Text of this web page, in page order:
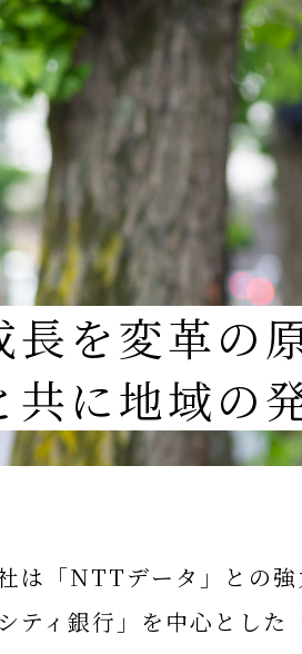
長を変革の
共に地域の
は「NTTデータ」との
ティ銀行」を中心とした